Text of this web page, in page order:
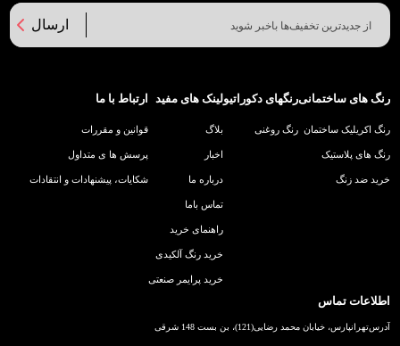
ارسال
رنگ های ساختمانی
رنگ اکریلیک ساختمان
رنگ های پلاستیک
خرید ضد زنگ
رنگهای دکوراتیو
رنگ روغنی
لینک های مفید
بلاگ
اخبار
درباره ما
تماس باما
راهنمای خرید
خرید رنگ آلکیدی
خرید پرایمر صنعتی
ارتباط با ما
قوانین و مقررات
پرسش ها ی متداول
شکایات، پیشنهادات و انتقادات
اطلاعات تماس
آدرستهرانپارس، خیابان محمد رضایی(121)، بن بست 148 شرقی